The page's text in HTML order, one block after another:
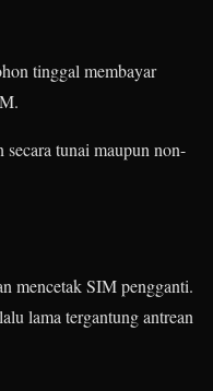
tinggal membayar
secara tunai maupun non-
mencetak SIM pengganti.
lama tergantung antrean